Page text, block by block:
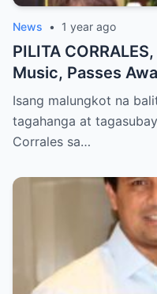
News • 1 year ago
PILITA
Music, Passes
Cause of Death
Isang malungkot na
tagahanga at
Corrales sa…